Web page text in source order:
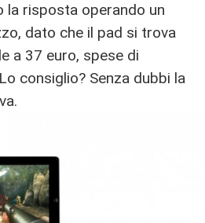
la risposta operando un
dato che il pad si trova
a 37 euro, spese di
consiglio? Senza dubbi la